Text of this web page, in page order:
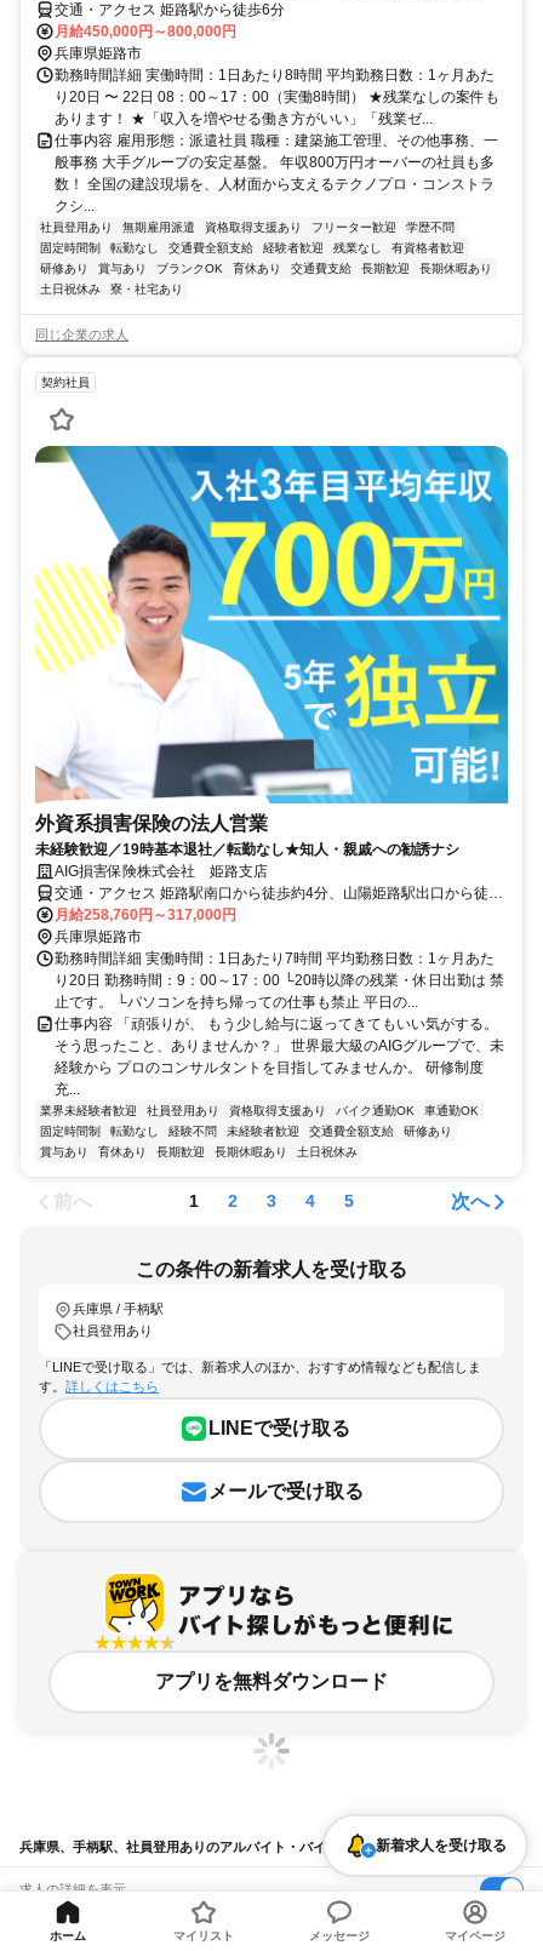
交通・アクセス 姫路駅から徒歩6分
月給450,000円～800,000円
兵庫県姫路市
勤務時間詳細 実働時間：1日あたり8時間 平均勤務日数：1ヶ月あた
り20日 〜 22日 08：00～17：00（実働8時間） ★残業なしの案件も
あります！ ★「収入を増やせる働き方がいい」「残業ゼ...
仕事内容 雇用形態：派遣社員 職種：建築施工管理、その他事務、一
般事務 大手グループの安定基盤。 年収800万円オーバーの社員も多
数！ 全国の建設現場を、人材面から支えるテクノプロ・コンストラ
クシ...
社員登用あり 無期雇用派遣 資格取得支援あり フリーター歓迎
学歴不問
固定時間制
転勤なし 交通費全額支給 経験者歓迎 残業なし
有資格者歓迎
研修あり
賞与あり ブランクOK 育休あり 交通費支給 長期歓迎
長期休暇あり
土日祝休み
寮・社宅あり
同じ企業の求人
契約社員
外資系損害保険の法人営業
未経験歓迎／19時基本退社／転勤なし★知人・親戚への勧誘ナシ
AIG損害保険株式会社 姫路支店
交通・アクセス 姫路駅南口から徒歩約4分、山陽姫路駅出口から徒歩
約8分
月給258,760円～317,000円
兵庫県姫路市
勤務時間詳細 実働時間：1日あたり7時間 平均勤務日数：1ヶ月あた
り20日 勤務時間：9：00～17：00 └20時以降の残業・休日出勤は 禁
止です。 └パソコンを持ち帰っての仕事も禁止 平日の...
仕事内容 「頑張りが、 もう少し給与に返ってきてもいい気がする。
そう思ったこと、ありませんか？」 世界最大級のAIGグループで、未
経験から プロのコンサルタントを目指してみませんか。 研修制度
充...
業界未経験者歓迎 社員登用あり 資格取得支援あり バイク通勤OK
車通勤OK
固定時間制
転勤なし 経験不問 未経験者歓迎 交通費全額支給
研修あり
賞与あり
育休あり 長期歓迎 長期休暇あり 土日祝休み
前へ 1 2 3 4 5 次へ
この条件の新着求人を受け取る
兵庫県 / 手柄駅
社員登用あり
「LINEで受け取る」では、新着求人のほか、おすすめ情報なども配信しま
す。 詳しくはこちら
LINEで受け取る
メールで受け取る
アプリを無料ダウンロード
兵庫県、手柄駅、社員登用ありのアルバイト・バイト求人情報
求人の詳細を表示
条件を追加・変更して検索
新着求人を受け取る
ホーム マイリスト メッセージ マイページ